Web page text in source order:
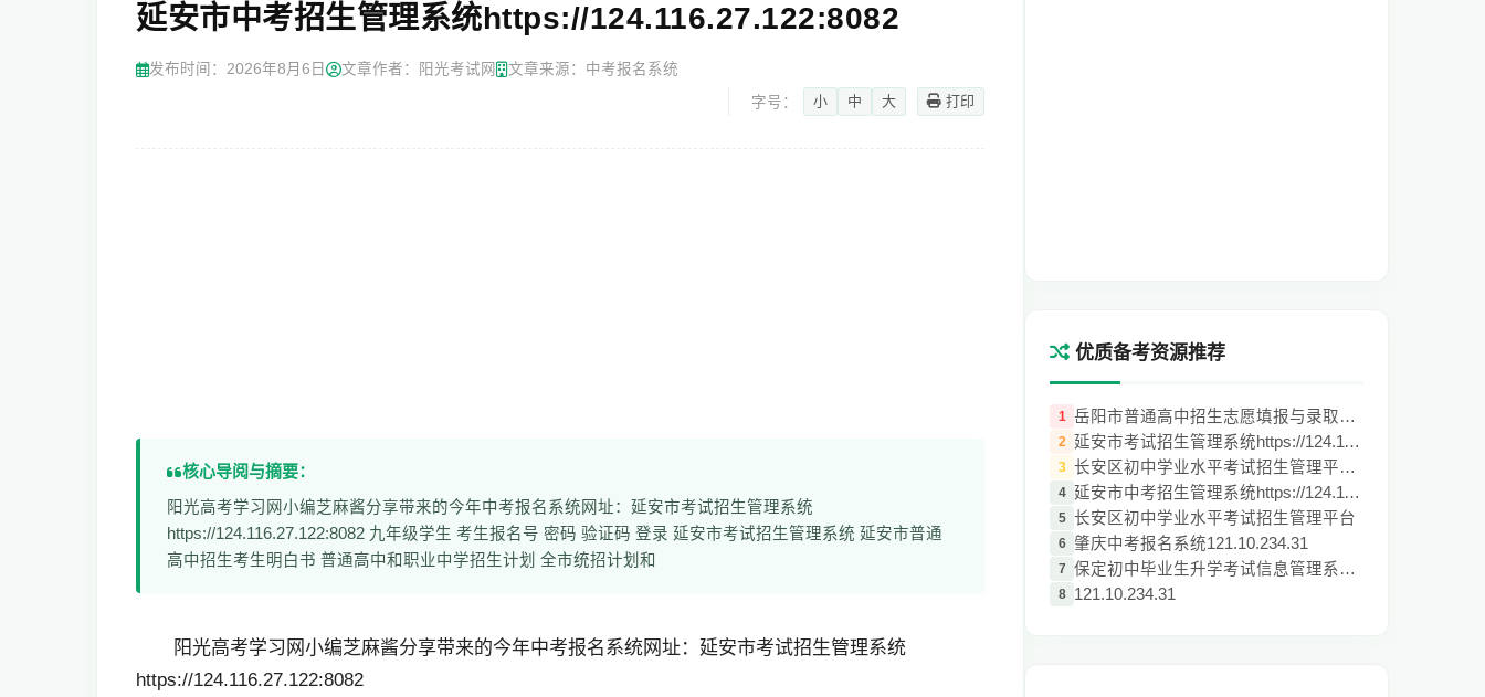
延安市中考招生管理系统https://124.116.27.122:8082
发布时间： 2026年8月6日 文章作者：阳光考试网
文章来源：中考报名系统
字号：
小 中 大 打印
核心导阅与摘要：
阳光高考学习网小编芝麻酱分享带来的今年中考报名系统网址：延安市考试招生管理系统
https://124.116.27.122:8082 九年级学生 考生报名号 密码 验证码 登录 延安市考试招生管理系统 延安市普通
高中招生考生明白书 普通高中和职业中学招生计划 全市统招计划和
阳光高考学习网小编芝麻酱分享带来的今年中考报名系统网址： 延安市考试招生管理系统
https://124.116.27.122:8082
优质备考资源推荐
1 岳阳市普通高中招生志愿填报与录取系统（ht
2 延安市考试招生管理系统https://124.116.27
3 长安区初中学业水平考试招生管理平台（http
4 延安市中考招生管理系统https://124.116.27
5 长安区初中学业水平考试招生管理平台
6 肇庆中考报名系统121.10.234.31
7 保定初中毕业生升学考试信息管理系统平台ht
8 121.10.234.31